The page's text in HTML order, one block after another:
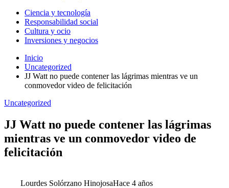
Ciencia y tecnología
Responsabilidad social
Cultura y ocio
Inversiones y negocios
Inicio
Uncategorized
JJ Watt no puede contener las lágrimas mientras ve un
conmovedor video de felicitación
Uncategorized
JJ Watt no puede contener las lágrimas
mientras ve un conmovedor video de
felicitación
Lourdes Solórzano HinojosaHace 4 años